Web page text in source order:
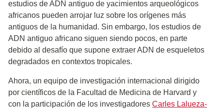
estudios de ADN antiguo de yacimientos arqueológicos
africanos pueden arrojar luz sobre los orígenes más
antiguos de la humanidad. Sin embargo, los estudios de
ADN antiguo africano siguen siendo pocos, en parte
debido al desafío que supone extraer ADN de esqueletos
degradados en contextos tropicales.
Ahora, un equipo de investigación internacional dirigido
por científicos de la Facultad de Medicina de Harvard y
con la participación de los investigadores Carles Lalueza-